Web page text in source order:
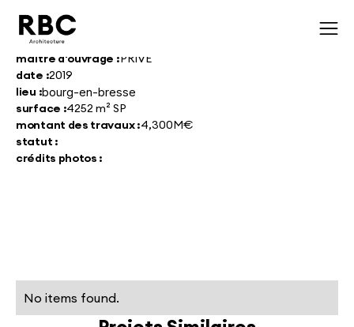
maître d'ouvrage :PRIVE
date :2019
lieu :bourg-en-bresse
surface :4252 m² SP
montant des travaux :4,300M€
statut :
crédits photos :
No items found.